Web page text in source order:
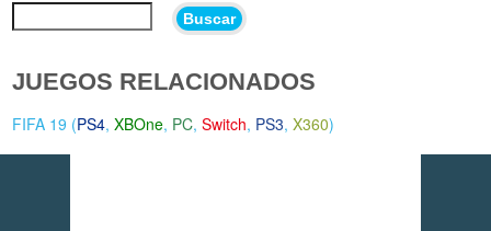
Buscar
JUEGOS RELACIONADOS
FIFA 19 (PS4,XBOne, PC,Switch, PS3,X360)